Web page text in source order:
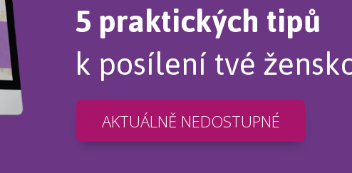
5 praktických tipů
k posílení tvé
AKTUÁLNĚ NEDOSTUPNÉ